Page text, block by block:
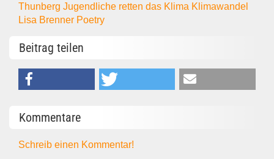
ThunbergJugendliche retten das Klima Klimawandel
Lisa Brenner Poetry
Beitrag teilen
Kommentare
Schreib einen Kommentar!